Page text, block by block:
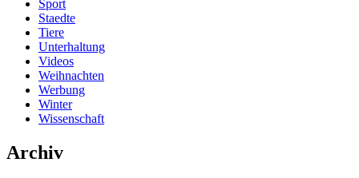
Sport
Staedte
Tiere
Unterhaltung
Videos
Weihnachten
Werbung
Winter
Wissenschaft
Archiv